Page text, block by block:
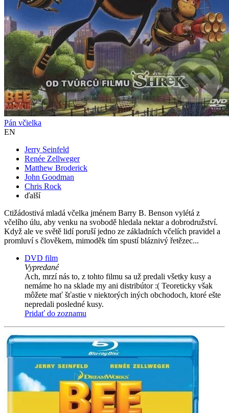
Pán včielka
EN
Jerry Seinfeld
Renée Zellweger
Matthew Broderick
John Goodman
Chris Rock
ďalší
Ctižádostivá mladá včelka jménem Barry B. Benson vylétá z
včelího úlu, aby venku na svobodě hledala nektar a dobrodružství.
Když ale ve světě lidí poruší jedno ze základních včelích pravidel a
promluví s člověkem, mimoděk tím spustí bláznivý řetězec...
DVD film
Vypredané
Ach, mrzí nás to, z tohto filmu sa už predali všetky kusy a
nemáme ho na sklade my ani distribútor :( Teoreticky však
môžete mať šťastie v niektorých iných obchodoch, ktoré ešte
nepredali posledné kusy.
Pridať do zoznamu